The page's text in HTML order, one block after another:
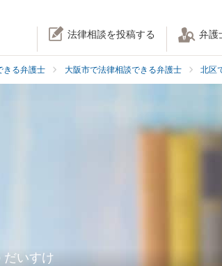
法律相談を投稿する 弁護
きる弁護士 大阪市で法律相談できる弁護士 北区
だいすけ